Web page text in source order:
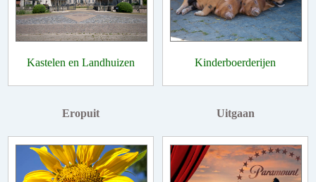
Kastelen en Landhuizen Kinderboerderijen
Eropuit Uitgaan